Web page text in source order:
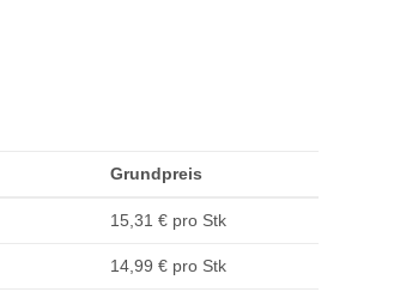
Grundpreis
15,31 € pro Stk
14,99 € pro Stk